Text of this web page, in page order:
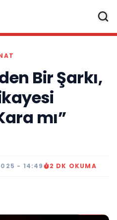
Bir Şarkı,
mı”
- 14:49 2 DK OKUMA